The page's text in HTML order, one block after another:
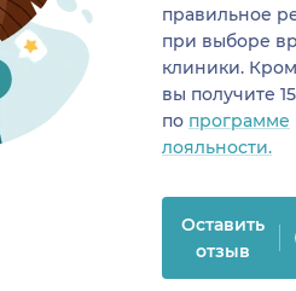
правильное
при выборе
клиники.
вы получите
по программе
лояльности.
Оставить
отзыв